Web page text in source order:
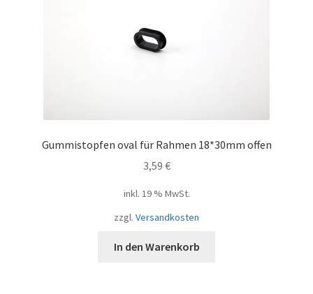
Gummistopfen oval für Rahmen 18*30mm offen
3,59 €
inkl. 19 % MwSt.
zzgl. Versandkosten
In den Warenkorb